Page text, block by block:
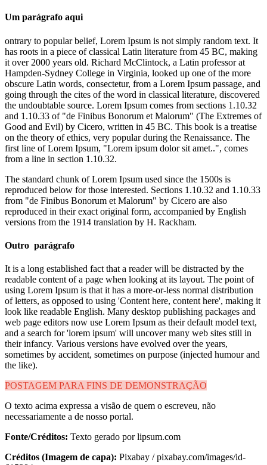
Um parágrafo aqui
ontrary to popular belief, Lorem Ipsum is not simply random text. It
has roots in a piece of classical Latin literature from 45 BC, making
it over 2000 years old. Richard McClintock, a Latin professor at
Hampden-Sydney College in Virginia, looked up one of the more
obscure Latin words, consectetur, from a Lorem Ipsum passage, and
going through the cites of the word in classical literature, discovered
the undoubtable source. Lorem Ipsum comes from sections 1.10.32
and 1.10.33 of "de Finibus Bonorum et Malorum" (The Extremes of
Good and Evil) by Cicero, written in 45 BC. This book is a treatise
on the theory of ethics, very popular during the Renaissance. The
first line of Lorem Ipsum, "Lorem ipsum dolor sit amet..", comes
from a line in section 1.10.32.
The standard chunk of Lorem Ipsum used since the 1500s is
reproduced below for those interested. Sections 1.10.32 and 1.10.33
from "de Finibus Bonorum et Malorum" by Cicero are also
reproduced in their exact original form, accompanied by English
versions from the 1914 translation by H. Rackham.
Outro parágrafo
It is a long established fact that a reader will be distracted by the
readable content of a page when looking at its layout. The point of
using Lorem Ipsum is that it has a more-or-less normal distribution
of letters, as opposed to using 'Content here, content here', making it
look like readable English. Many desktop publishing packages and
web page editors now use Lorem Ipsum as their default model text,
and a search for 'lorem ipsum' will uncover many web sites still in
their infancy. Various versions have evolved over the years,
sometimes by accident, sometimes on purpose (injected humour and
the like).
POSTAGEM PARA FINS DE DEMONSTRAÇÃO
O texto acima expressa a visão de quem o escreveu, não
necessariamente a de nosso portal.
Fonte/Créditos: Texto gerado por lipsum.com
Créditos (Imagem de capa): Pixabay / pixabay.com/images/id-